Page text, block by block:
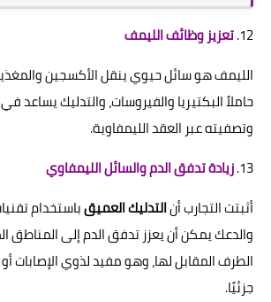
12. تعزيز وظائف الليمف
الليمف هو سائل حيوي ينقل الأكسجين
حاملاً البكتيريا والفيروسات، والتدليك يساعد
وتصفيته عبر العقد الليمفاوية.
13. زيادة تدفق الدم والسائل الليمفاوي
أثبتت التجارب أنالتدليك العميقباستخدام
والدعك يمكن أن يعزز تدفق الدم إلى المناطق
الطرف المقابل لها، وهو مفيد لذوي الإصابات
جزئيًا.